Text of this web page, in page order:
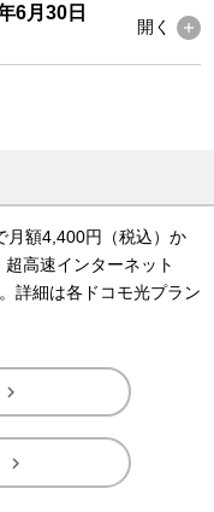
6月30日
開く
月額4,400円（税込）か
高速インターネット
詳細は各ドコモ光プラン

